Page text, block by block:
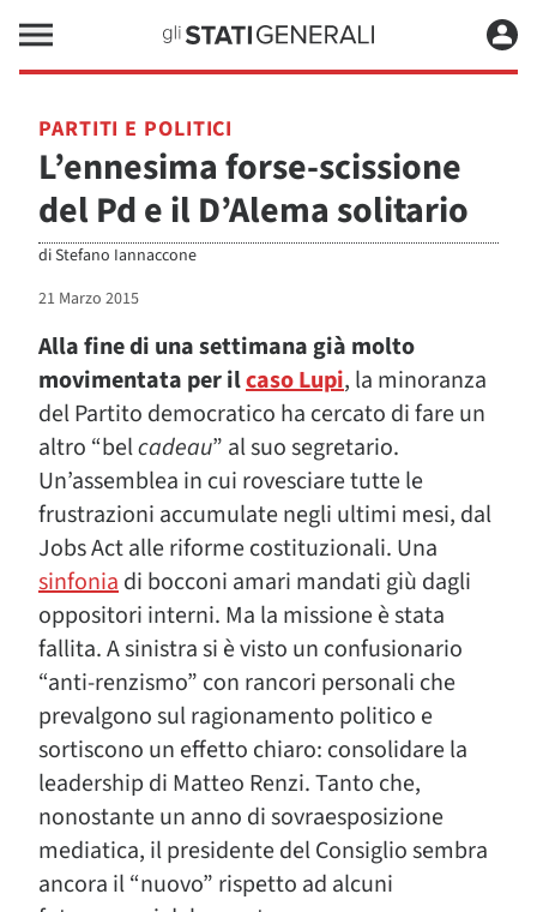
PARTITI E POLITICI
L’ennesima forse-scissione
del Pd e il D’Alema solitario
diStefano Iannaccone
21 Marzo 2015
Alla fine di una settimana già molto
movimentata per ilcaso Lupi, la minoranza
del Partito democratico ha cercato di fare un
altro “belcadeau” al suo segretario.
Un’assemblea in cui rovesciare tutte le
frustrazioni accumulate negli ultimi mesi, dal
Jobs Act alle riforme costituzionali. Una
sinfoniadi bocconi amari mandati giù dagli
oppositori interni. Ma la missione è stata
fallita. A sinistra si è visto un confusionario
“anti-renzismo” con rancori personali che
prevalgono sul ragionamento politico e
sortiscono un effetto chiaro: consolidare la
leadership di Matteo Renzi. Tanto che,
nonostante un anno di sovraesposizione
mediatica, il presidente del Consiglio sembra
ancora il “nuovo” rispetto ad alcuni